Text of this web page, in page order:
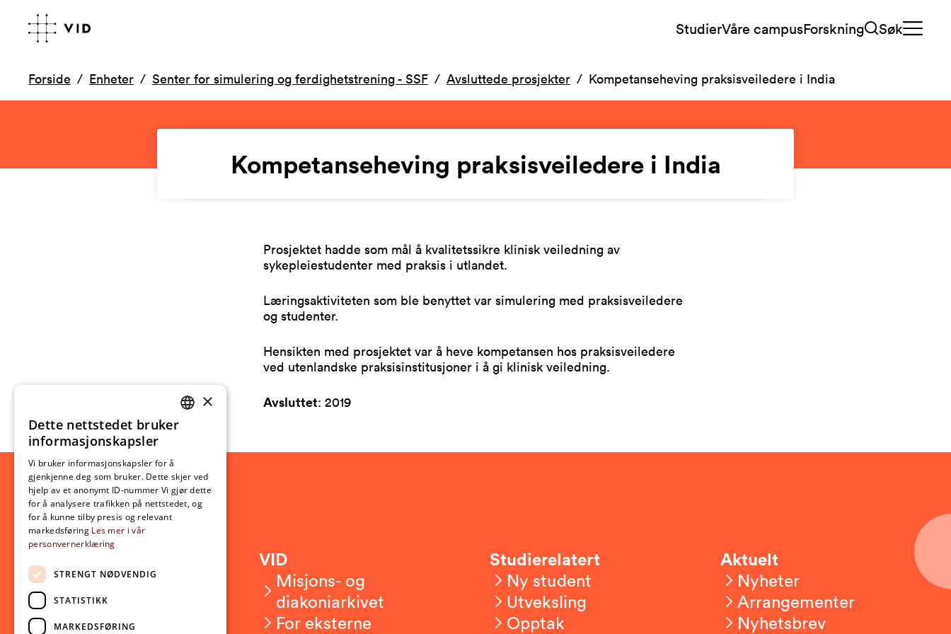
StudierVåre campusForskning Søk
Forside Enheter Senter for simulering og ferdighetstrening - SSF Avsluttede prosjekter Kompetanseheving praksisveiledere i India
Kompetanseheving praksisveiledere i India
Prosjektet hadde som mål å kvalitetssikre klinisk veiledning av
sykepleiestudenter med praksis i utlandet.
Læringsaktiviteten som ble benyttet var simulering med praksisveiledere
og studenter.
Hensikten med prosjektet var å heve kompetansen hos praksisveiledere
ved utenlandske praksisinstitusjoner i å gi klinisk veiledning.
Avsluttet: 2019
Kontakt oss
Om VID
Ansatte
VID
Misjons- og
diakoniarkivet
For eksterne
Studierelatert
Ny student
Utveksling
Opptak
Aktuelt
Nyheter
Arrangementer
Nyhetsbrev
NORWEGIAN
×
Dette nettstedet bruker
informasjonskapsler
Vi bruker informasjonskapsler for å
gjenkjenne deg som bruker. Dette skjer ved
hjelp av et anonymt ID-nummer Vi gjør dette
for å analysere trafikken på nettstedet, og
for å kunne tilby presis og relevant
markedsføring Les mer i vår
personvernerklæring
STRENGT NØDVENDIG
STATISTIKK
MARKEDSFØRING